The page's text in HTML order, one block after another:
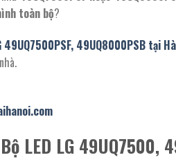
toàn bộ?
49UQ7500PSF, 49UQ8000PSB tại
LED LG 49UQ7500,